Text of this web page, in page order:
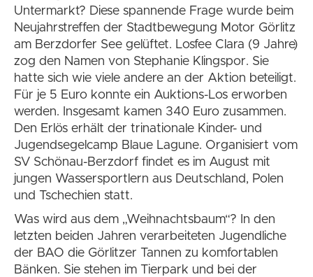
Untermarkt? Diese spannende Frage wurde beim
Neujahrstreffen der Stadtbewegung Motor Görlitz
am Berzdorfer See gelüftet. Losfee Clara (9 Jahre)
zog den Namen von Stephanie Klingspor. Sie
hatte sich wie viele andere an der Aktion beteiligt.
Für je 5 Euro konnte ein Auktions-Los erworben
werden. Insgesamt kamen 340 Euro zusammen.
Den Erlös erhält der trinationale Kinder- und
Jugendsegelcamp Blaue Lagune. Organisiert vom
SV Schönau-Berzdorf findet es im August mit
jungen Wassersportlern aus Deutschland, Polen
und Tschechien statt.
Was wird aus dem „Weihnachtsbaum“? In den
letzten beiden Jahren verarbeiteten Jugendliche
der BAO die Görlitzer Tannen zu komfortablen
Bänken. Sie stehen im Tierpark und bei der